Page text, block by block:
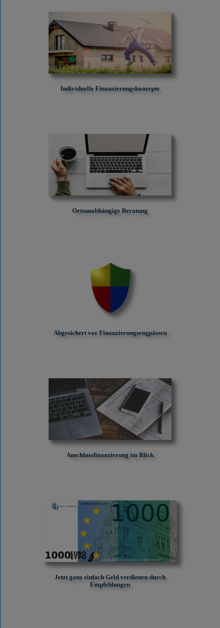
Individuelle Finanzierungskonzepte
Ortsunabhängige Beratung
Abgesichert vor Finanzierungs­engpässen
Anschlussfinanzierung im Blick
Jetzt ganz einfach Geld verdienen durch
Empfehlungen